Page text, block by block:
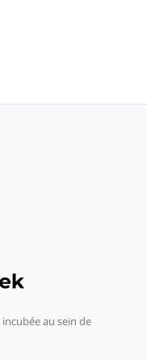
incubée au sein de